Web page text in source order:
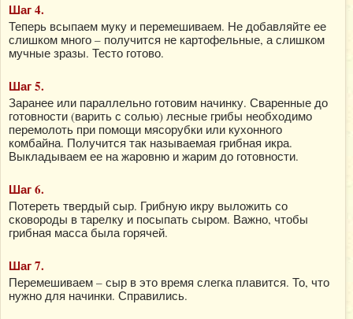
Шаг 4.
Теперь всыпаем муку и перемешиваем. Не добавляйте ее
слишком много – получится не картофельные, а слишком
мучные зразы. Тесто готово.
Шаг 5.
Заранее или параллельно готовим начинку. Сваренные до
готовности (варить с солью) лесные грибы необходимо
перемолоть при помощи мясорубки или кухонного
комбайна. Получится так называемая грибная икра.
Выкладываем ее на жаровню и жарим до готовности.
Шаг 6.
Потереть твердый сыр. Грибную икру выложить со
сковороды в тарелку и посыпать сыром. Важно, чтобы
грибная масса была горячей.
Шаг 7.
Перемешиваем – сыр в это время слегка плавится. То, что
нужно для начинки. Справились.